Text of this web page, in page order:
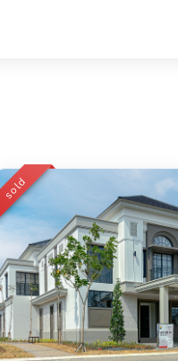
sold